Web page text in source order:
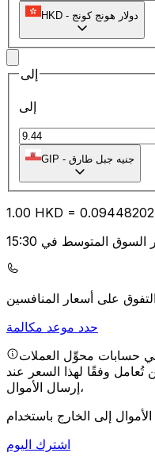
HKD - دولار هونج كونج
إلى
إلى
GIP - جنيه جبل طارق
1.00 HKD = 0.09448202
حدد موعد مكالمة
حسابات محوِّل العملات
تُعامل وفقًا لهذا السعر عند
إرسال الأموال،
اشترك اليوم